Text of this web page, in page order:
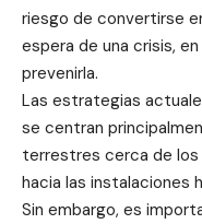
riesgo de convertirse
espera de una crisis,
prevenirla.
Las estrategias
se centran
terrestres cerca de los
hacia las instalaciones
Sin embargo, es